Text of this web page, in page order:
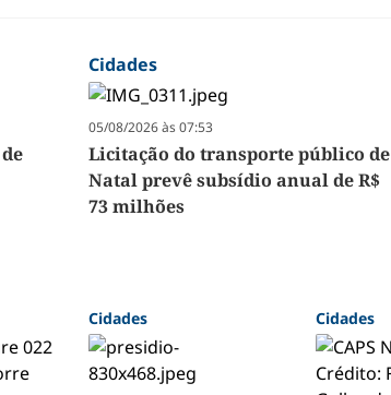
Cidades
05/08/2026 às 07:53
Licitação do transporte público de
Natal prevê subsídio anual de R$
73 milhões
Cidades Cidades